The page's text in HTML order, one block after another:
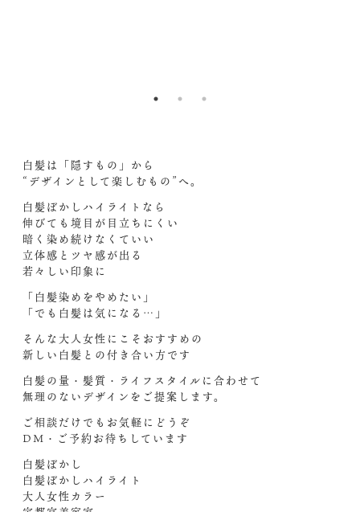
白髪は「隠すもの」から
“デザインとして楽しむもの”へ。
白髪ぼかしハイライトなら
伸びても境目が目立ちにくい
暗く染め続けなくていい
立体感とツヤ感が出る
若々しい印象に
「白髪染めをやめたい」
「でも白髪は気になる…」
そんな大人女性にこそおすすめの
新しい白髪との付き合い方です
白髪の量・髪質・ライフスタイルに合わせて
無理のないデザインをご提案します。
ご相談だけでもお気軽にどうぞ
DM・ご予約お待ちしています
白髪ぼかし
白髪ぼかしハイライト
大人女性カラー